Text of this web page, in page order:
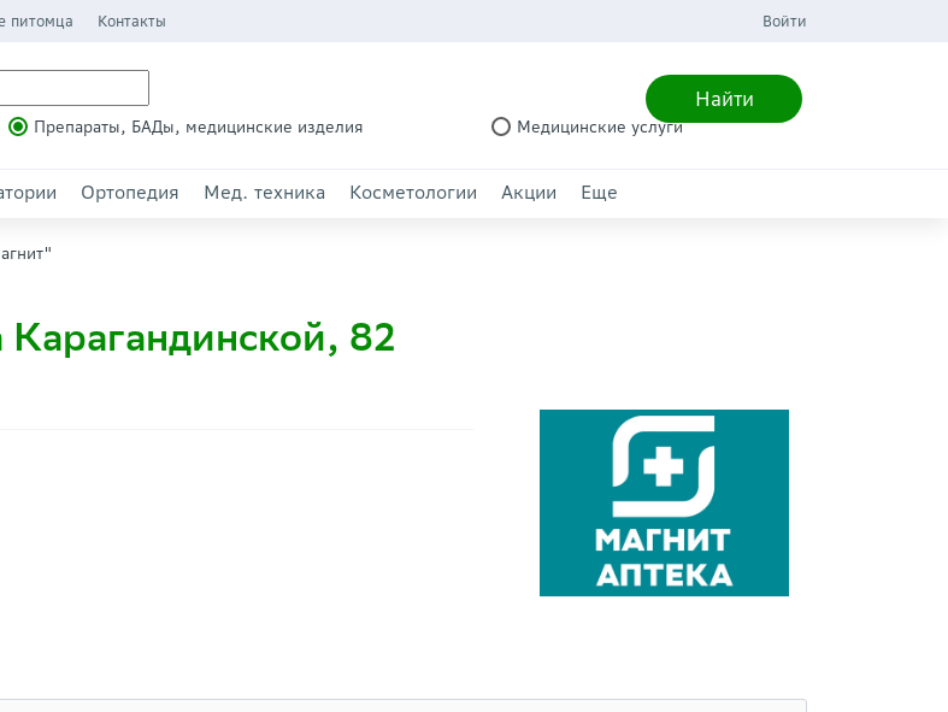
питомца Контакты Войти
Найти
Препараты, БАДы, медицинские изделия Медицинские услуги
Ортопедия Мед. техника Косметологии Акции Еще
82